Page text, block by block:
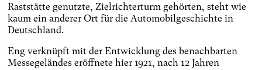
Raststätte genutzte, Zielrichterturm gehörten, steht wie
kaum ein anderer Ort für die Automobilgeschichte in
Deutschland.
Eng verknüpft mit der Entwicklung des benachbarten
Messegeländes eröffnete hier 1921, nach 12 Jahren